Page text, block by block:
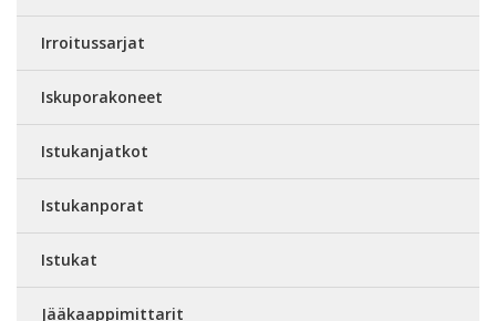
Irroitussarjat
Iskuporakoneet
Istukanjatkot
Istukanporat
Istukat
Jääkaappimittarit